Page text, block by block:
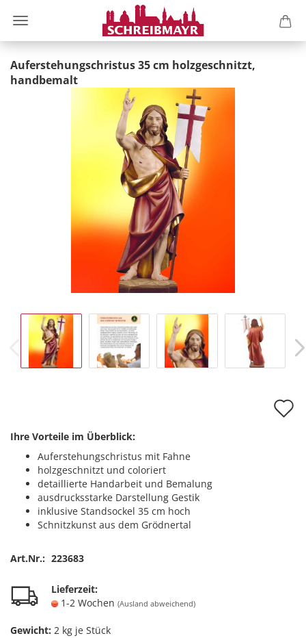
Auferstehungschristus 35 cm holzgeschnitzt,
handbemalt
Ihre Vorteile im Überblick:
Auferstehungschristus mit Fahne
holzgeschnitzt und coloriert
detaillierte Handarbeit und Bemalung
ausdrucksstarke Darstellung Gestik
inklusive Standsockel 35 cm hoch
Schnitzkunst aus dem Grödnertal
Art.Nr.: 223683
Lieferzeit:
1-2 Wochen (Ausland abweichend)
Gewicht: 2 kg je Stück